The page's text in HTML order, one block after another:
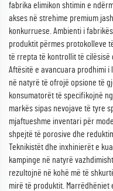
fabrika elimikon shtimin e
akses në strehime premium
konkurruese. Ambienti i
produktit përmes protokolleve
të rrepta të kontrollit të cilësisë
Aftësitë e avancuara prodhimi i
në natyrë të ofrojë opsione të
konsumatorët të specifikojnë
markës sipas nevojave të tyre
mjaftueshme inventari për
shpejtë të porosive dhe
Teknikistët dhe inxhinierët e
kampinge në natyrë
rezultojnë në kohë më të
mirë të produktit.